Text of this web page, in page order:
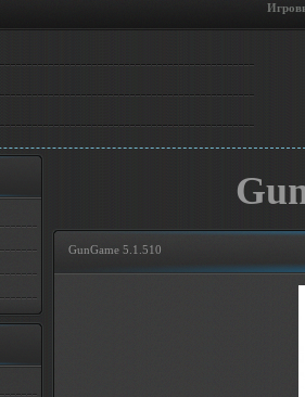
темы Игровые
GunGame 5.1.510